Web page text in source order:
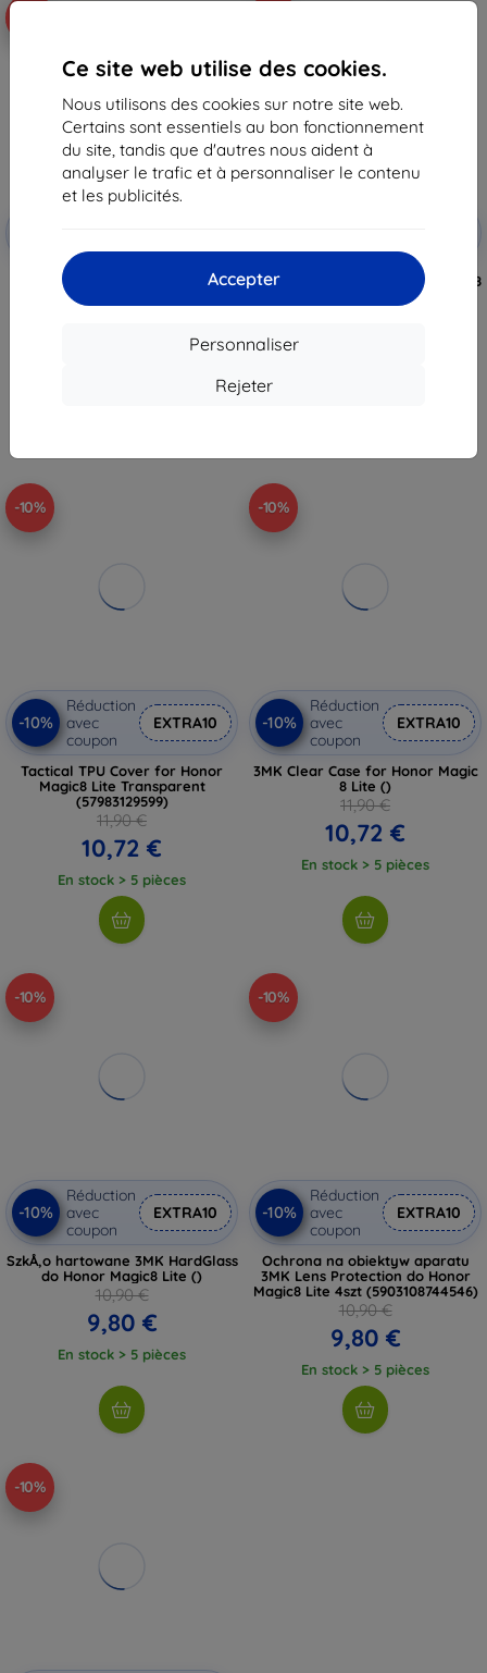
Ce site web utilise des cookies.
Nous utilisons des cookies sur notre site web.
Certains sont essentiels au bon fonctionnement
du site, tandis que d'autres nous aident à
analyser le trafic et à personnaliser le contenu
et les publicités.
Accepter
Personnaliser
Rejeter
coupon
Tactical Field Notes for Honor
Magic8 Lite Green (57983129837)
coupon
Tactical Xproof for Honor Magic8
Lite Black Hawk (57983129821)
-10%
-10%
Réduction
avec
coupon
EXTRA10
Tactical TPU Cover for Honor
Magic8 Lite Transparent
(57983129599)
11,90 €
10,72 €
En stock > 5 pièces
-10%
-10%
Réduction
avec
coupon
EXTRA10
3MK Clear Case for Honor Magic
8 Lite ()
11,90 €
10,72 €
En stock > 5 pièces
-10%
-10%
Réduction
avec
coupon
EXTRA10
SzkÅ‚o hartowane 3MK HardGlass
do Honor Magic8 Lite ()
10,90 €
9,80 €
En stock > 5 pièces
-10%
-10%
Réduction
avec
coupon
EXTRA10
Ochrona na obiektyw aparatu
3MK Lens Protection do Honor
Magic8 Lite 4szt (5903108744546)
10,90 €
9,80 €
En stock > 5 pièces
-10%